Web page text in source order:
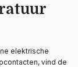
elektrische
vind de